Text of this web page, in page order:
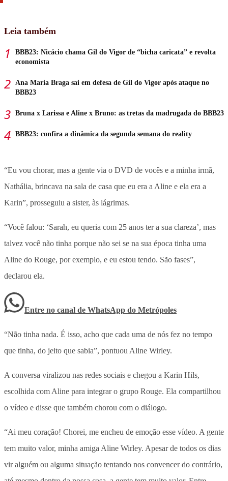
Leia também
BBB23: Nicácio chama Gil do Vigor de “bicha caricata” e revolta
economista
Ana Maria Braga sai em defesa de Gil do Vigor após ataque no
BBB23
Bruna x Larissa e Aline x Bruno: as tretas da madrugada do BBB23
BBB23: confira a dinâmica da segunda semana do reality
“Eu vou chorar, mas a gente via o DVD de vocês e a minha irmã,
Nathália, brincava na sala de casa que eu era a Aline e ela era a
Karin”, prosseguiu a sister, às lágrimas.
“Você falou: ‘Sarah, eu queria com 25 anos ter a sua clareza’, mas
talvez você não tinha porque não sei se na sua época tinha uma
Aline do Rouge, por exemplo, e eu estou tendo. São fases”,
declarou ela.
Entre no canal de WhatsApp do Metrópoles
“Não tinha nada. É isso, acho que cada uma de nós fez no tempo
que tinha, do jeito que sabia”, pontuou Aline Wirley.
A conversa viralizou nas redes sociais e chegou a Karin Hils,
escolhida com Aline para integrar o grupo Rouge. Ela compartilhou
o vídeo e disse que também chorou com o diálogo.
“Ai meu coração! Chorei, me encheu de emoção esse vídeo. A gente
tem muito valor, minha amiga Aline Wirley. Apesar de todos os dias
vir alguém ou alguma situação tentando nos convencer do contrário,